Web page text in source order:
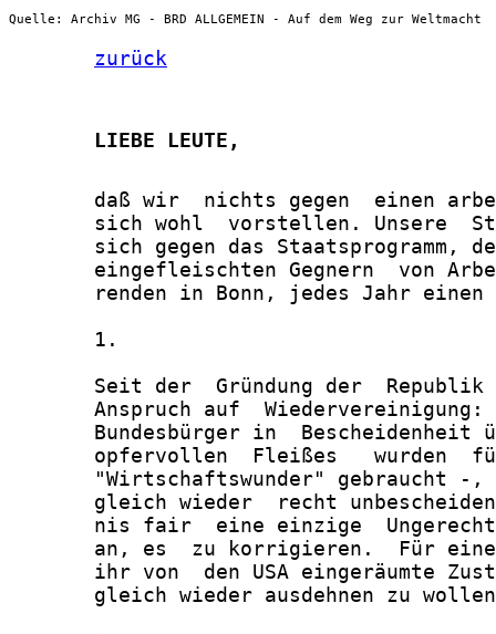
Quelle: Archiv MG - BRD ALLGEMEIN - Auf dem Weg zur Weltmacht
zurück
       LIEBE LEUTE,
daß wir  nichts gegen  einen
sich wohl  vorstellen. Unsere
sich gegen das Staatsprogramm,
eingefleischten Gegnern  von
renden in Bonn, jedes Jahr einen
       1.
Seit der  Gründung der
Anspruch auf
Bundesbürger in  Bescheidenheit
opfervollen  Fleißes   wurden
"Wirtschaftswunder" gebraucht -
gleich wieder  recht
nis fair  eine einzige
an, es  zu korrigieren.  Für
ihr von  den USA eingeräumte
gleich wieder ausdehnen zu